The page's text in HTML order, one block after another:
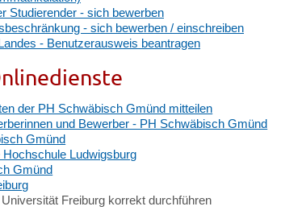
Studierender - sich bewerben
- sich bewerben / einschreiben
- Benutzerausweis beantragen
der PH Schwäbisch Gmünd mitteilen
und Bewerber - PH Schwäbisch Gmünd
Gmünd
Ludwigsburg
Gmünd
Freiburg korrekt durchführen